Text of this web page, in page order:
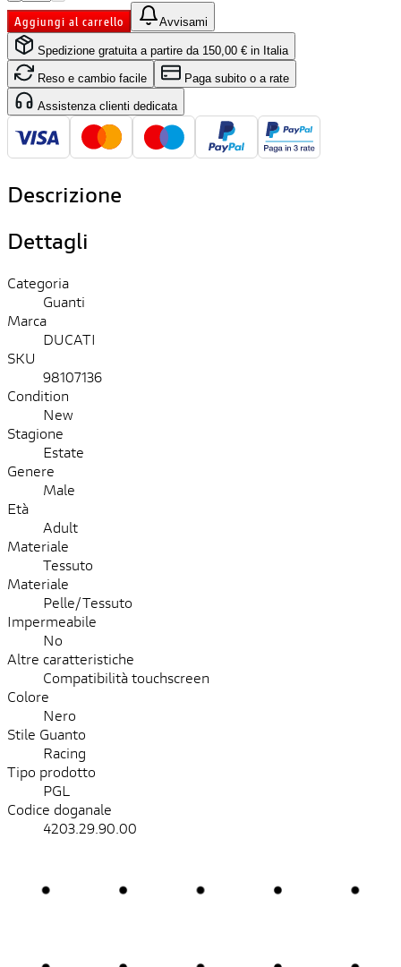
Aggiungi al carrello Avvisami
Spedizione gratuita a partire da 150,00 € in Italia
Reso e cambio facile Paga subito o a rate
Assistenza clienti dedicata
Descrizione
Dettagli
Categoria
Guanti
Marca
DUCATI
SKU
98107136
Condition
New
Stagione
Estate
Genere
Male
Età
Adult
Materiale
Tessuto
Materiale
Pelle/Tessuto
Impermeabile
No
Altre caratteristiche
Compatibilità touchscreen
Colore
Nero
Stile Guanto
Racing
Tipo prodotto
PGL
Codice doganale
4203.29.90.00